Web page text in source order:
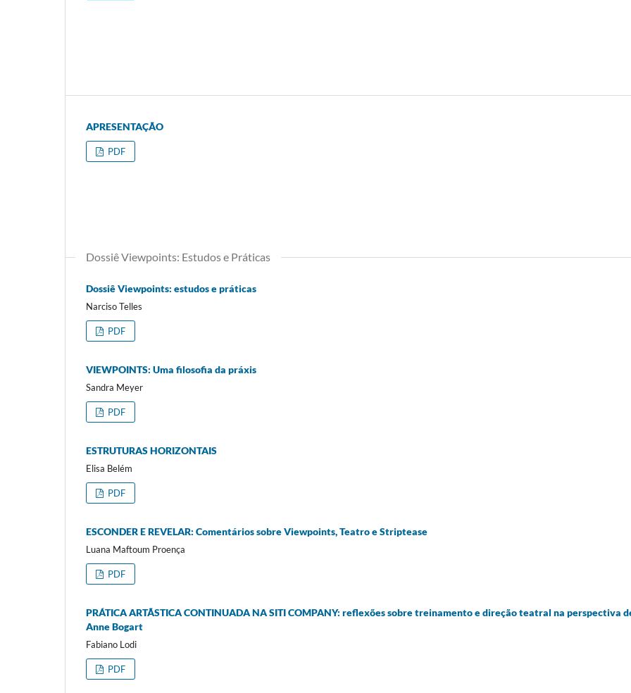
APRESENTAÇÃO
PDF
Dossiê Viewpoints: Estudos e Práticas
Dossiê Viewpoints: estudos e práticas
Narciso Telles
PDF
VIEWPOINTS: Uma filosofia da práxis
Sandra Meyer
PDF
ESTRUTURAS HORIZONTAIS
Elisa Belém
PDF
ESCONDER E REVELAR: Comentários sobre Viewpoints, Teatro e Striptease
Luana Maftoum Proença
PDF
PRÁTICA ARTÃSTICA CONTINUADA NA SITI COMPANY: reflexões sobre treinamento e direção teatral na perspectiva
Anne Bogart
Fabiano Lodi
PDF